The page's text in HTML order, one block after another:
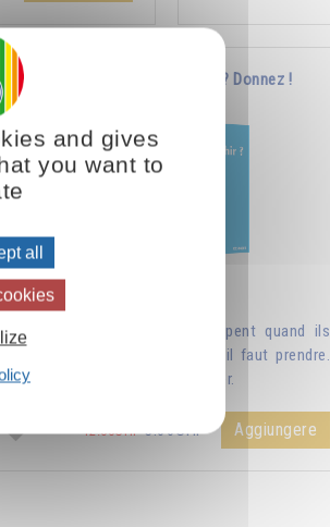
Vous voulez vous enrichir ? Donnez !
Combien les humains se trompent quand ils
s’imaginent que pour s’enrichir il faut prendre.
Non, pour s’enrichir, il faut donner.
12.00CHF5.00CHF Aggiungere
and gives
you want to
all